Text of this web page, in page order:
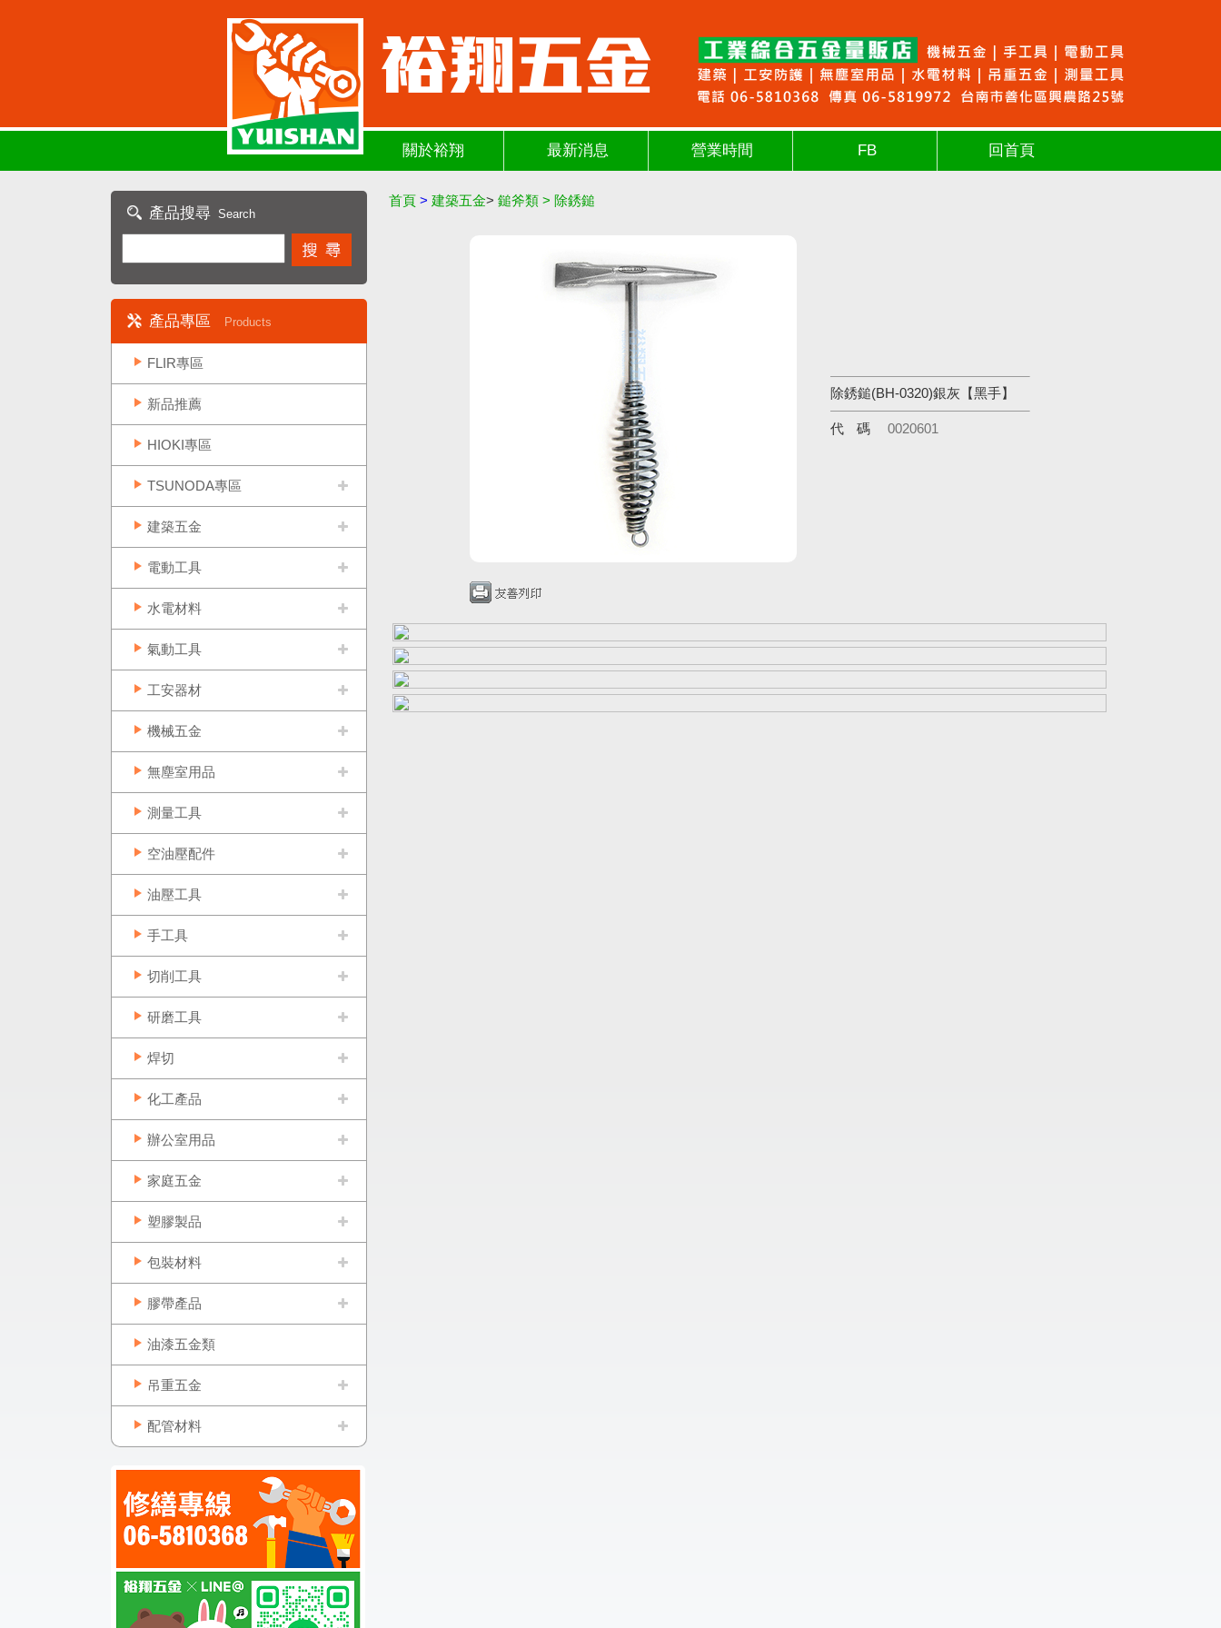
關於裕翔 最新消息 營業時間 FB 回首頁
產品搜尋 Search
產品專區 Products
FLIR專區
新品推薦
HIOKI專區
TSUNODA專區
建築五金
電動工具
水電材料
氣動工具
工安器材
機械五金
無塵室用品
測量工具
空油壓配件
油壓工具
手工具
切削工具
研磨工具
焊切
化工產品
辦公室用品
家庭五金
塑膠製品
包裝材料
膠帶產品
油漆五金類
吊重五金
配管材料
首頁 > 建築五金> 鎚斧類 > 除銹鎚
除銹鎚(BH-0320)銀灰【黑手】
代碼 0020601